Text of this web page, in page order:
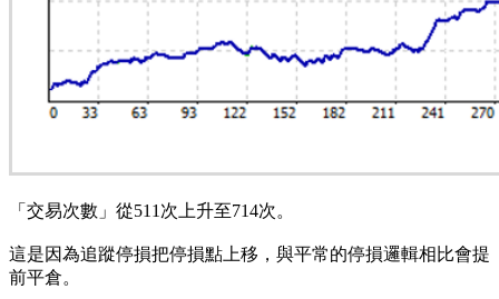
「交易次數」從511次上升至714次。
這是因為追蹤停損把停損點上移，與平常的停損邏輯相比會提
前平倉。